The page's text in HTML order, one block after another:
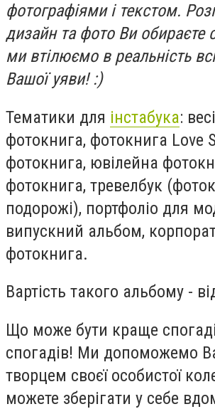
фотографіями і текстом.
дизайн та фото Ви обираєте
ми втілюємо в реальність
Вашої уяви! :)
Тематики для інстабука:
фотокнига, фотокнига Love
фотокнига, ювілейна
фотокнига, тревелбук
подорожі), портфоліо для
випускний альбом,
фотокнига.
Вартість такого альбому -
Що може бути краще
спогадів! Ми допоможемо
творцем своєї особистої
можете зберігати у себе